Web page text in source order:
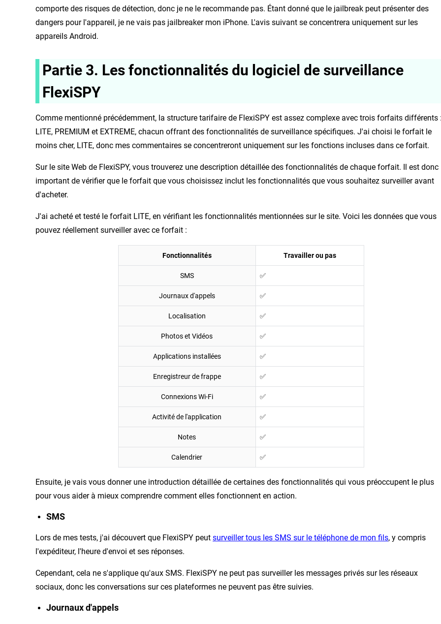
comporte des risques de détection, donc je ne le recommande pas. Étant donné que le jailbreak peut présenter des
dangers pour l'appareil, je ne vais pas jailbreaker mon iPhone. L'avis suivant se concentrera uniquement sur les
appareils Android.
Partie 3. Les fonctionnalités du logiciel de surveillance
FlexiSPY
Comme mentionné précédemment, la structure tarifaire de FlexiSPY est assez complexe avec trois forfaits différents
LITE, PREMIUM et EXTREME, chacun offrant des fonctionnalités de surveillance spécifiques. J'ai choisi le forfait le
moins cher, LITE, donc mes commentaires se concentreront uniquement sur les fonctions incluses dans ce forfait.
Sur le site Web de FlexiSPY, vous trouverez une description détaillée des fonctionnalités de chaque forfait. Il est donc
important de vérifier que le forfait que vous choisissez inclut les fonctionnalités que vous souhaitez surveiller avant
d'acheter.
J'ai acheté et testé le forfait LITE, en vérifiant les fonctionnalités mentionnées sur le site. Voici les données que vous
pouvez réellement surveiller avec ce forfait :
Fonctionnalités Travailler ou pas
SMS ✅
Journaux d'appels ✅
Localisation ✅
Photos et Vidéos ✅
Applications installées ✅
Enregistreur de frappe ✅
Connexions Wi-Fi ✅
Activité de l'application ✅
Notes ✅
Calendrier ✅
Ensuite, je vais vous donner une introduction détaillée de certaines des fonctionnalités qui vous préoccupent le plus
pour vous aider à mieux comprendre comment elles fonctionnent en action.
SMS
Lors de mes tests, j'ai découvert que FlexiSPY peut surveiller tous les SMS sur le téléphone de mon fils, y compris
l'expéditeur, l'heure d'envoi et ses réponses.
Cependant, cela ne s'applique qu'aux SMS. FlexiSPY ne peut pas surveiller les messages privés sur les réseaux
sociaux, donc les conversations sur ces plateformes ne peuvent pas être suivies.
Journaux d'appels